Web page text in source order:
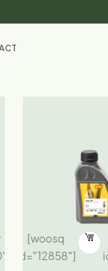
[woosq
id="12858"]